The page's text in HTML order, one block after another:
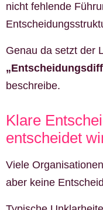
nicht fehlende
Genau da setzt der
beschreibe.
Klare
entscheidet
Viele
aber keine